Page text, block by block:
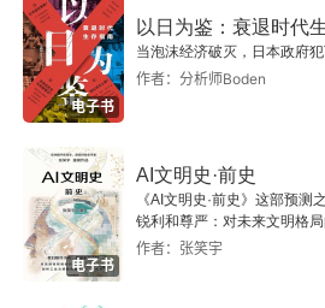
电子书
以日为鉴：衰退时代
当泡沫经济破灭，日本政府
作者：分析师Boden
电子书
AI文明史·前史
《AI文明史·前史》这部预测
锐利和尊严：对未来文明格
警，提示人类做出智慧的选择
作者：张笑宇